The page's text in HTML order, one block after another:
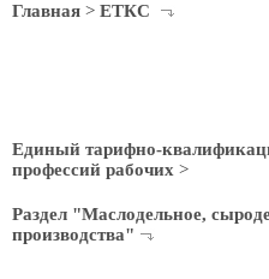
Главная > ЕТКС
Единый тарифно-
профессий рабочих >
Раздел "Маслодельное,
производства"